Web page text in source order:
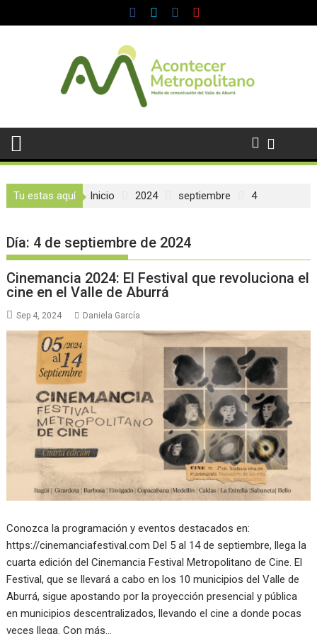
al
Tu estas aquí Inicio 2024 septiembre 4
Día: 4 de septiembre de 2024
Cinemancia 2024: El Festival que revoluciona el
cine en el Valle de Aburrá
Sep 4, 2024 Daniela García
Conozca la programación y eventos destacados en:
https://cinemanciafestival.com Del 5 al 14 de septiembre, llega la
cuarta edición del Cinemancia Festival Metropolitano de Cine. El
Festival, que se llevará a cabo en los 10 municipios del Valle de
Aburrá, sigue apostando por la proyección presencial y pública
en municipios descentralizados, llevando el cine a donde pocas
veces llega. Con más…